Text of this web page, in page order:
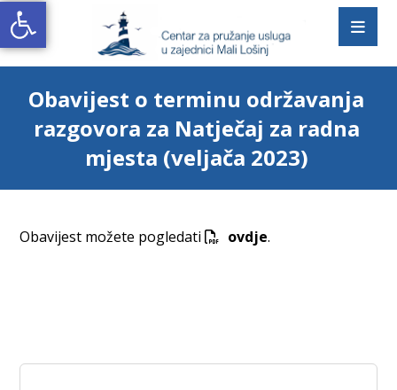
Open toolbar
Obavijest o terminu održavanja
razgovora za Natječaj za radna
mjesta (veljača 2023)
Obavijest možete pogledati ovdje.